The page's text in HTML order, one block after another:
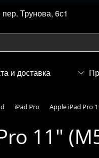
Трунова, 6с1
и доставка
iPad Pro Apple iPad Pro
11"